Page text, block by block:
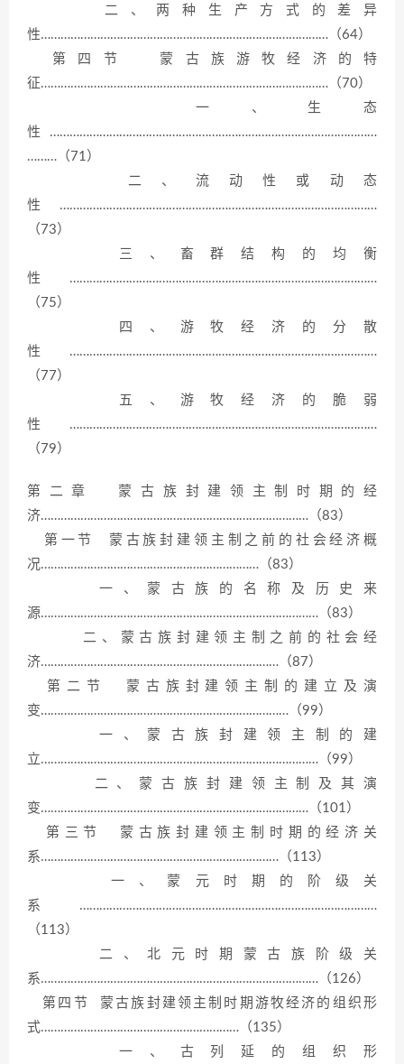
二、两种生产方式的差异
性……………………………………………………………………………（64）
第四节 蒙古族游牧经济的特
征……………………………………………………………………………（70）
一、生态
性………………………………………………………………………………………
………（71）
二、流动性或动态
性……………………………………………………………………………………
（73）
三、畜群结构的均衡
性…………………………………………………………………………………
（75）
四、游牧经济的分散
性…………………………………………………………………………………
（77）
五、游牧经济的脆弱
性…………………………………………………………………………………
（79）
第二章 蒙古族封建领主制时期的经
济………………………………………………………………………（83）
第一节 蒙古族封建领主制之前的社会经济概
况…………………………………………………………（83）
一、蒙古族的名称及历史来
源…………………………………………………………………………（83）
二、蒙古族封建领主制之前的社会经
济………………………………………………………………（87）
第二节 蒙古族封建领主制的建立及演
变…………………………………………………………………（99）
一、蒙古族封建领主制的建
立…………………………………………………………………………（99）
二、蒙古族封建领主制及其演
变………………………………………………………………………（101）
第三节 蒙古族封建领主制时期的经济关
系………………………………………………………………（113）
一、蒙元时期的阶级关
系………………………………………………………………………………
（113）
二、北元时期蒙古族阶级关
系…………………………………………………………………………（126）
第四节 蒙古族封建领主制时期游牧经济的组织形
式……………………………………………………（135）
一、古列延的组织形